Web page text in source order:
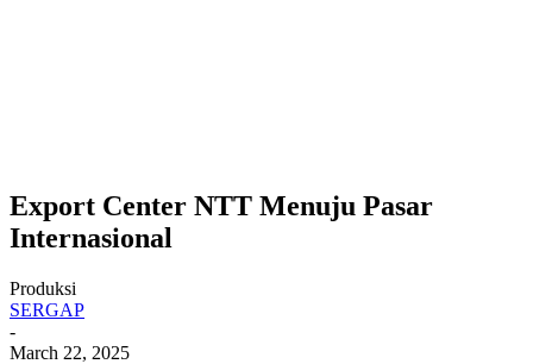
Export Center NTT Menuju Pasar
Internasional
Produksi
SERGAP
-
March 22, 2025